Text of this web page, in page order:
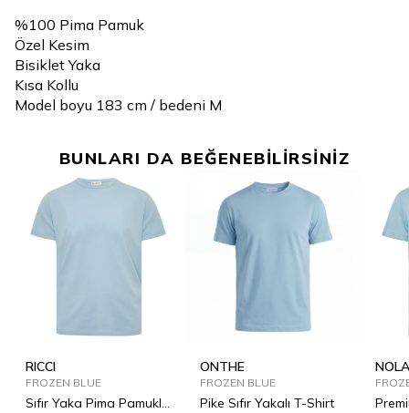
%100 Pima Pamuk
Özel Kesim
Bisiklet Yaka
Kısa Kollu
Model boyu 183 cm / bedeni M
BUNLARI DA BEĞENEBİLİRSİNİZ
RICCI
FROZEN BLUE
Sıfır Yaka Pima Pamuklu
ONTHE
FROZEN BLUE
Pike Sıfır Yakalı T-Shirt